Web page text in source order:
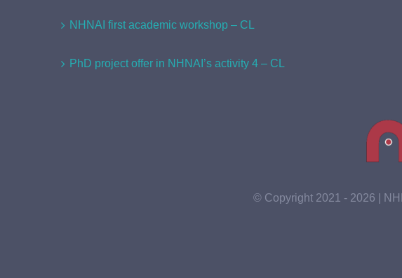
NHNAI first academic workshop – CL
PhD project offer in NHNAI’s activity 4 – CL
© Copyright 2021 - 2026 |